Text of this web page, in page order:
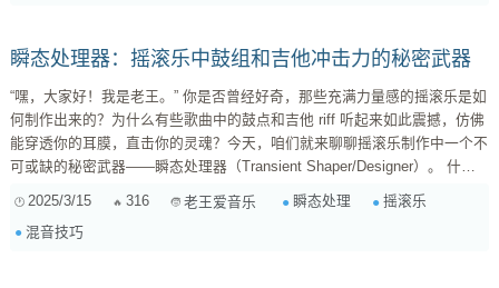
瞬态处理器：摇滚乐中鼓组和吉他冲击力的秘密武器
“嘿，大家好！我是老王。” 你是否曾经好奇，那些充满力量感的摇滚乐是如
何制作出来的？为什么有些歌曲中的鼓点和吉他 riff 听起来如此震撼，仿佛
能穿透你的耳膜，直击你的灵魂？今天，咱们就来聊聊摇滚乐制作中一个不
可或缺的秘密武器——瞬态处理器（Transient Shaper/Designer）。 什么
来说，瞬态就是声音信号在极短时间内发生的剧烈变化。它通常出现在声音
的起始阶段（Attack），决定了声音的冲击力、力度和清晰度。你可以把瞬
2025/3/15 316 老王爱音乐 瞬态处理
摇滚乐
混音技巧